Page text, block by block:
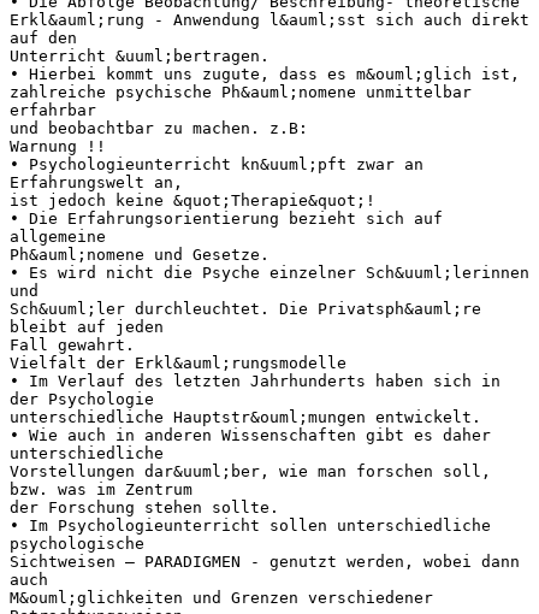
Erkl&auml;rung - Anwendung l&auml;sst sich auch direkt
auf den
Unterricht &uuml;bertragen.
• Hierbei kommt uns zugute, dass es m&ouml;glich ist,
zahlreiche psychische Ph&auml;nomene unmittelbar
erfahrbar
und beobachtbar zu machen. z.B:
Warnung !!
• Psychologieunterricht kn&uuml;pft zwar an
Erfahrungswelt an,
ist jedoch keine &quot;Therapie&quot;!
• Die Erfahrungsorientierung bezieht sich auf
allgemeine
Ph&auml;nomene und Gesetze.
• Es wird nicht die Psyche einzelner Sch&uuml;lerinnen
und
Sch&uuml;ler durchleuchtet. Die Privatsph&auml;re
bleibt auf jeden
Fall gewahrt.
Vielfalt der Erkl&auml;rungsmodelle
• Im Verlauf des letzten Jahrhunderts haben sich in
der Psychologie
unterschiedliche Hauptstr&ouml;mungen entwickelt.
• Wie auch in anderen Wissenschaften gibt es daher
unterschiedliche
Vorstellungen dar&uuml;ber, wie man forschen soll,
bzw. was im Zentrum
der Forschung stehen sollte.
• Im Psychologieunterricht sollen unterschiedliche
psychologische
Sichtweisen – PARADIGMEN - genutzt werden, wobei dann
auch
M&ouml;glichkeiten und Grenzen verschiedener